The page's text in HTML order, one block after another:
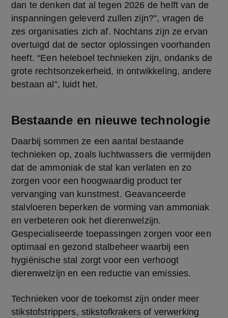
dan te denken dat al tegen 2026 de helft van de
inspanningen geleverd zullen zijn?”, vragen de
zes organisaties zich af. Nochtans zijn ze ervan
overtuigd dat de sector oplossingen voorhanden
heeft. “Een heleboel technieken zijn, ondanks de
grote rechtsonzekerheid, in ontwikkeling, andere
bestaan al”, luidt het.
Bestaande en nieuwe technologie
Daarbij sommen ze een aantal bestaande
technieken op, zoals luchtwassers die vermijden
dat de ammoniak de stal kan verlaten en zo
zorgen voor een hoogwaardig product ter
vervanging van kunstmest. Geavanceerde
stalvloeren beperken de vorming van ammoniak
en verbeteren ook het dierenwelzijn.
Gespecialiseerde toepassingen zorgen voor een
optimaal en gezond stalbeheer waarbij een
hygiënische stal zorgt voor een verhoogt
dierenwelzijn en een reductie van emissies.
Technieken voor de toekomst zijn onder meer
stikstofstrippers, stikstofkrakers of verwerking